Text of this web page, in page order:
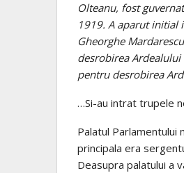
Olteanu, fost
1919. A aparut initial
Gheorghe
desrobirea Ardealului
pentru desrobirea
…Si-au intrat trupele
Palatul Parlamentului
principala era
Deasupra palatului a